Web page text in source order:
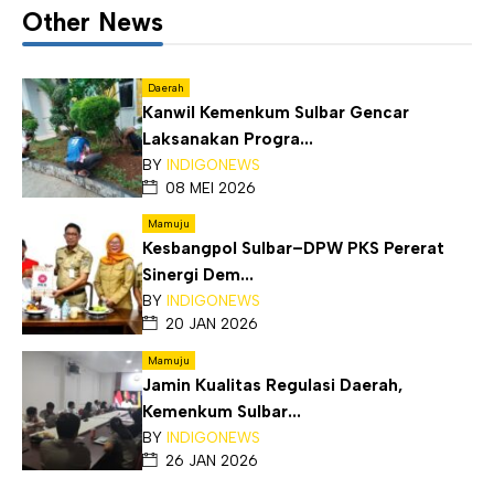
Other News
Daerah
Kanwil Kemenkum Sulbar Gencar
Laksanakan Progra...
BY INDIGONEWS
08 MEI 2026
Mamuju
Kesbangpol Sulbar–DPW PKS Pererat
Sinergi Dem...
BY INDIGONEWS
20 JAN 2026
Mamuju
Jamin Kualitas Regulasi Daerah,
Kemenkum Sulbar...
BY INDIGONEWS
26 JAN 2026